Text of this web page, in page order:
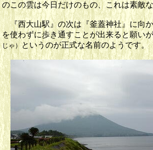
のこの雲は今日だけのもの、これは素敵
『西大山駅』の次は『釜蓋神社』に向
を使わずに歩き通すことが出来ると願い
じゃ）というのが正式な名前のようです。